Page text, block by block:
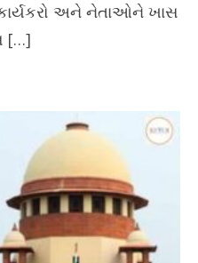
અને નેતાઓને ખાસ
[…]